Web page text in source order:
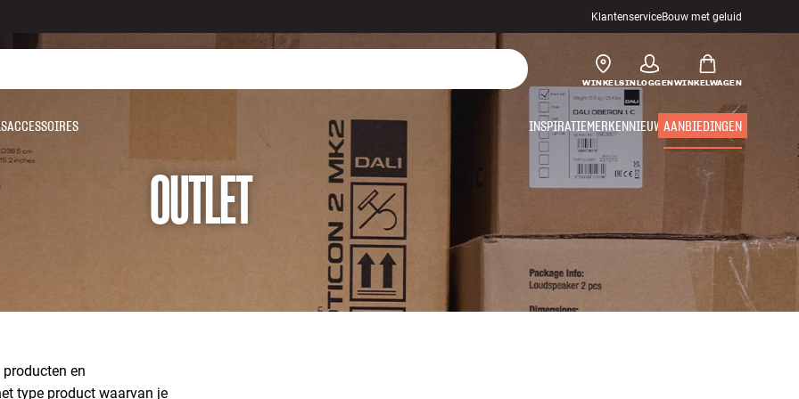
KlantenserviceBouw met geluid
WINKELSINLOGGENWINKELWAGEN
ACCESSOIRES INSPIRATIEMERKENNIEUW AANBIEDINGEN
OUTLET
en
type product waarvan je